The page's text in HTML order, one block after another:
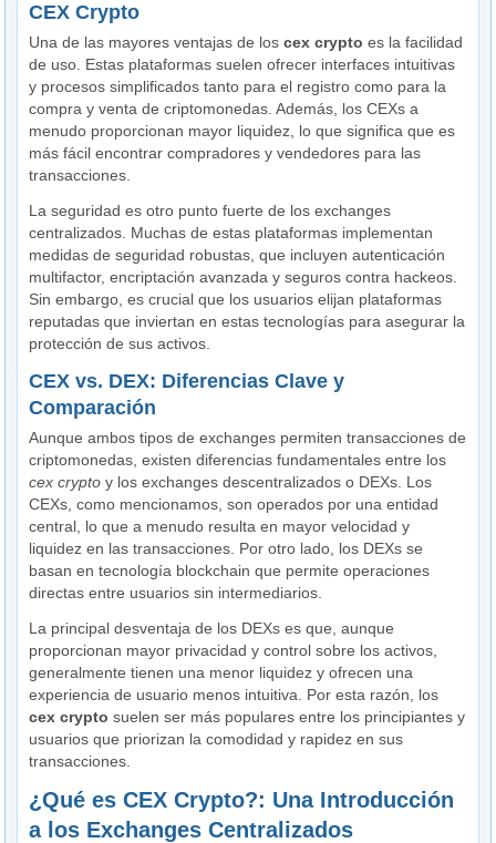
CEX Crypto
Una de las mayores ventajas de loscex crypto es la facilidad
de uso. Estas plataformas suelen ofrecer interfaces intuitivas
y procesos simplificados tanto para el registro como para la
compra y venta de criptomonedas. Además, los CEXs a
menudo proporcionan mayor liquidez, lo que significa que es
más fácil encontrar compradores y vendedores para las
transacciones.
La seguridad es otro punto fuerte de los exchanges
centralizados. Muchas de estas plataformas implementan
medidas de seguridad robustas, que incluyen autenticación
multifactor, encriptación avanzada y seguros contra hackeos.
Sin embargo, es crucial que los usuarios elijan plataformas
reputadas que inviertan en estas tecnologías para asegurar la
protección de sus activos.
CEX vs. DEX: Diferencias Clave y
Comparación
Aunque ambos tipos de exchanges permiten transacciones de
criptomonedas, existen diferencias fundamentales entre los
cex crypto y los exchanges descentralizados o DEXs. Los
CEXs, como mencionamos, son operados por una entidad
central, lo que a menudo resulta en mayor velocidad y
liquidez en las transacciones. Por otro lado, los DEXs se
basan en tecnología blockchain que permite operaciones
directas entre usuarios sin intermediarios.
La principal desventaja de los DEXs es que, aunque
proporcionan mayor privacidad y control sobre los activos,
generalmente tienen una menor liquidez y ofrecen una
experiencia de usuario menos intuitiva. Por esta razón, los
cex crypto suelen ser más populares entre los principiantes y
usuarios que priorizan la comodidad y rapidez en sus
transacciones.
¿Qué es CEX Crypto?: Una Introducción
a los Exchanges Centralizados